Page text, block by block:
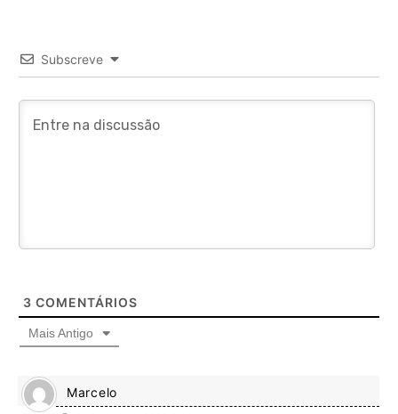
Subscreve
3 COMENTÁRIOS
Mais Antigo
Marcelo